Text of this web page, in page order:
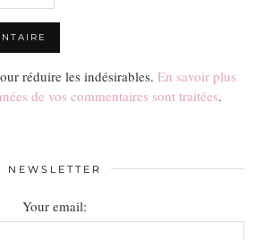
réduire les indésirables. En savoir plus
de vos commentaires sont traitées.
NEWSLETTER
Your email: